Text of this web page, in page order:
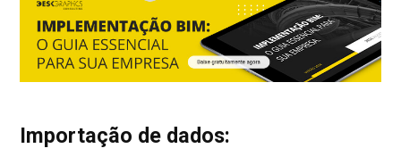
Importação de dados: